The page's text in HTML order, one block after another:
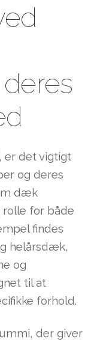
er det vigtigt
og deres
dæk
for både
findes
helårsdæk,
og
til at
forhold.
der giver